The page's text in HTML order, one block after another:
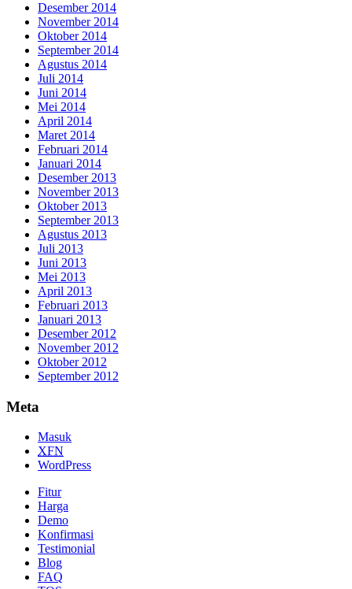
Desember 2014
November 2014
Oktober 2014
September 2014
Agustus 2014
Juli 2014
Juni 2014
Mei 2014
April 2014
Maret 2014
Februari 2014
Januari 2014
Desember 2013
November 2013
Oktober 2013
September 2013
Agustus 2013
Juli 2013
Juni 2013
Mei 2013
April 2013
Februari 2013
Januari 2013
Desember 2012
November 2012
Oktober 2012
September 2012
Meta
Masuk
XFN
WordPress
Fitur
Harga
Demo
Konfirmasi
Testimonial
Blog
FAQ